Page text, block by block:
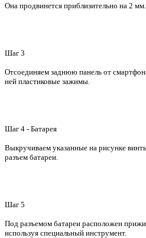
Она продвинется приблизительно на 2 мм
Шаг 3
Отсоединяем заднюю панель от
ней пластиковые зажимы.
Шаг 4 - Батарея
Выкручиваем указанные на рисунке
разъем батареи.
Шаг 5
Под разъемом батареи расположен
используя специальный инструмент.